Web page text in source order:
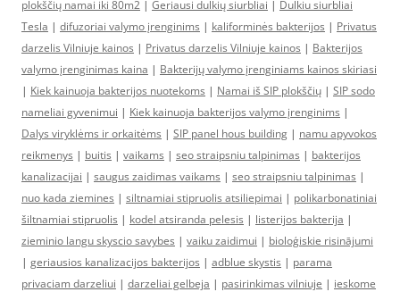
plokščių namai iki 80m2 | Geriausi dulkių siurbliai | Dulkiu siurbliai
Tesla | difuzoriai valymo įrenginims | kaliforminės bakterijos | Privatus
darzelis Vilniuje kainos | Privatus darzelis Vilniuje kainos | Bakterijos
valymo įrenginimas kaina | Bakterijų valymo įrenginiams kainos skiriasi
| Kiek kainuoja bakterijos nuotekoms | Namai iš SIP plokščių | SIP sodo
nameliai gyvenimui | Kiek kainuoja bakterijos valymo įrenginims |
Dalys viryklėms ir orkaitėms | SIP panel hous building | namu apyvokos
reikmenys | buitis | vaikams | seo straipsniu talpinimas | bakterijos
kanalizacijai | saugus zaidimas vaikams | seo straipsniu talpinimas |
nuo kada ziemines | siltnamiai stipruolis atsiliepimai | polikarbonatiniai
šiltnamiai stipruolis | kodel atsiranda pelesis | listerijos bakterija |
zieminio langu skyscio savybes | vaiku zaidimui | bioloģiskie risinājumi
| geriausios kanalizacijos bakterijos | adblue skystis | parama
privaciam darzeliui | darzeliai gelbeja | pasirinkimas vilniuje | ieskome